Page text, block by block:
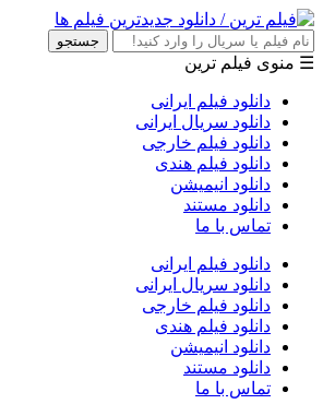
جستجو
☰ منوی فیلم ترین
دانلود فیلم ایرانی
دانلود سریال ایرانی
دانلود فیلم خارجی
دانلود فیلم هندی
دانلود انیمیشن
دانلود مستند
تماس با ما
دانلود فیلم ایرانی
دانلود سریال ایرانی
دانلود فیلم خارجی
دانلود فیلم هندی
دانلود انیمیشن
دانلود مستند
تماس با ما